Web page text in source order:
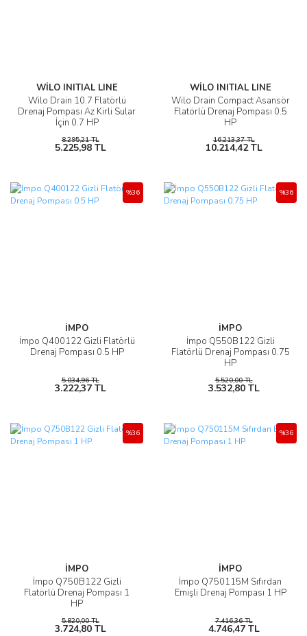
WİLO INITIAL LINE
Wilo Drain 10.7 Flatörlü
Drenaj Pompası Az Kirli Sular
İçin 0.7 HP
8.295,21 TL
5.225,98 TL
WİLO INITIAL LINE
Wilo Drain Compact Asansör
Flatörlü Drenaj Pompası 0.5
HP
16.213,37 TL
10.214,42 TL
İMPO
İmpo Q400122 Gizli Flatörlü
Drenaj Pompası 0.5 HP
%36
5.034,96 TL
3.222,37 TL
İMPO
İmpo Q550B122 Gizli
Flatörlü Drenaj Pompası 0.75
HP
%36
5.520,00 TL
3.532,80 TL
İMPO
İmpo Q750B122 Gizli
Flatörlü Drenaj Pompası 1
HP
%36
5.820,00 TL
3.724,80 TL
İMPO
İmpo Q750115M Sıfırdan
Emişli Drenaj Pompası 1 HP
%36
7.416,36 TL
4.746,47 TL